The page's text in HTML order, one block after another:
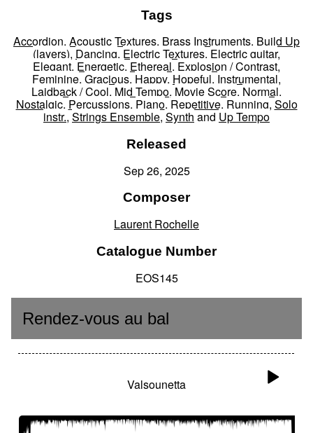
Tags
Accordion, Acoustic Textures, Brass Instruments, Build Up
(layers), Dancing, Electric Textures, Electric guitar,
Elegant, Energetic, Ethereal, Explosion / Contrast,
Feminine, Gracious, Happy, Hopeful, Instrumental,
Laidback / Cool, Mid Tempo, Movie Score, Normal,
Nostalgic, Percussions, Piano, Repetitive, Running, Solo
instr., Strings Ensemble, Synth and Up Tempo
Released
Sep 26, 2025
Composer
Laurent Rochelle
Catalogue Number
EOS145
Rendez-vous au bal
Valsounetta